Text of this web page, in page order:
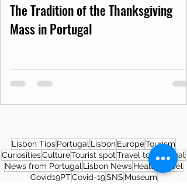
The Tradition of the Thanksgiving
Mass in Portugal
Lisbon TipsPortugal LisbonEuropeTourism
CuriositiesCultureTourist spotTravel to Portugal
News from Portugal Lisbon News Health
Travel
Covid19PTCovid-19SNS Museum